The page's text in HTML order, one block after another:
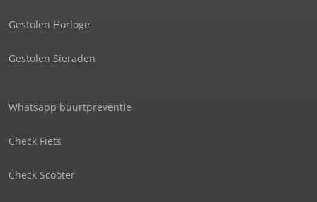
Gestolen Horloge
Gestolen Sieraden
Whatsapp buurtpreventie
Check Fiets
Check Scooter